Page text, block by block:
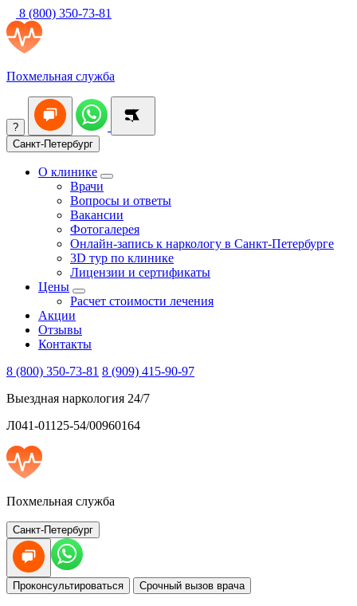
8 (800) 350-73-81
Похмельная служба
?
Санкт-Петербург
О клинике
Врачи
Вопросы и ответы
Вакансии
Фотогалерея
Онлайн-запись к наркологу в Санкт-Петербурге
3D тур по клинике
Лицензии и сертификаты
Цены
Расчет стоимости лечения
Акции
Отзывы
Контакты
8 (800) 350-73-81 8 (909) 415-90-97
Выездная наркология 24/7
Л041-01125-54/00960164
Похмельная служба
Санкт-Петербург
Проконсультироваться Срочный вызов врача